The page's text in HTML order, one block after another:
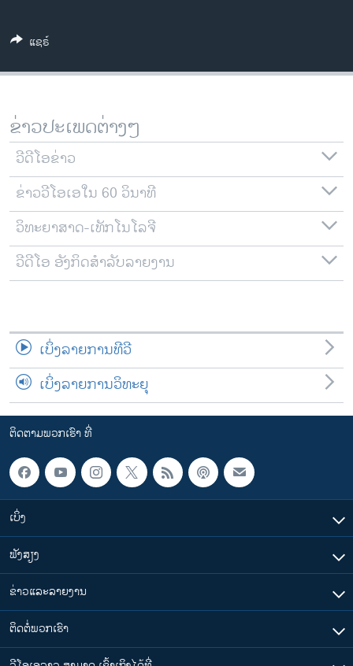
ພາສາອັງກິດ
ລາຍການກະຈາຍສຽງ
ລາຍງານ
ຕິດຕາມພວກເຮົາ ທີ່
ພາສາຕ່າງໆ
ແຊຣ໌
ຂ່າວປະເພດຕ່າງໆ
ວີດີໂອຂ່າວ
ຂ່າວວີໂອເອໃນ 60 ວິນາທີ
ວິທະຍາສາດ-ເທັກໂນໂລຈີ
ວີດີໂອ ອັງກິດສຳລັບລາຍງານ
ເບິ່ງລາຍການທີວີ
ເບິ່ງລາຍການວິທະຍຸ
ຕິດຕາມພວກເຮົາ ທີ່
ເບິ່ງ
ຟັງສຽງ
ຂ່າວແລະລາຍງານ
ຕິດຕໍ່ພວກເຮົາ